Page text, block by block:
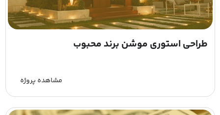
طراحی استوری موشن برند محبوب
مشاهده پروژه